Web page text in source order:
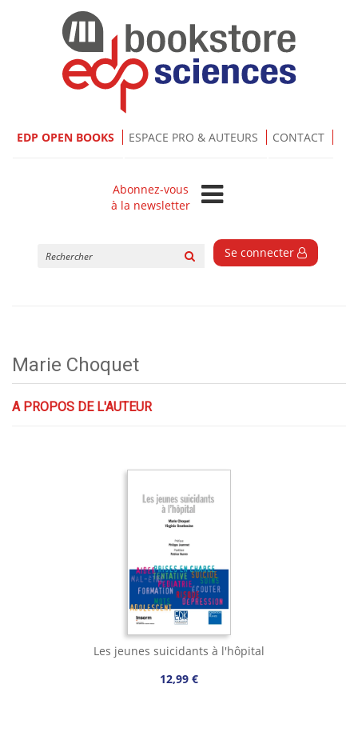
EDP OPEN BOOKS ESPACE PRO & AUTEURS CONTACT
Abonnez-vous
à la newsletter
Se connecter
Marie Choquet
A PROPOS DE L'AUTEUR
Les jeunes suicidants à l'hôpital
12,99 €